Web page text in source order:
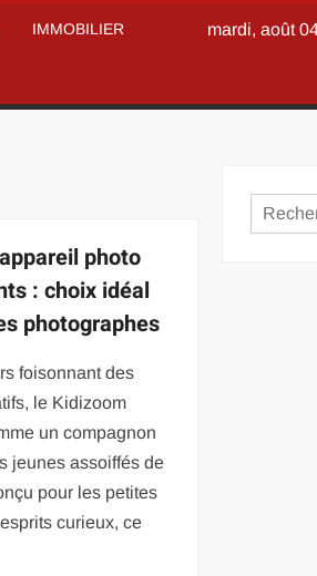
IMMOBILIER mardi, août
photo
: choix idéal
photographes
foisonnant des
le Kidizoom
un compagnon
jeunes assoiffés de
pour les petites
curieux, ce